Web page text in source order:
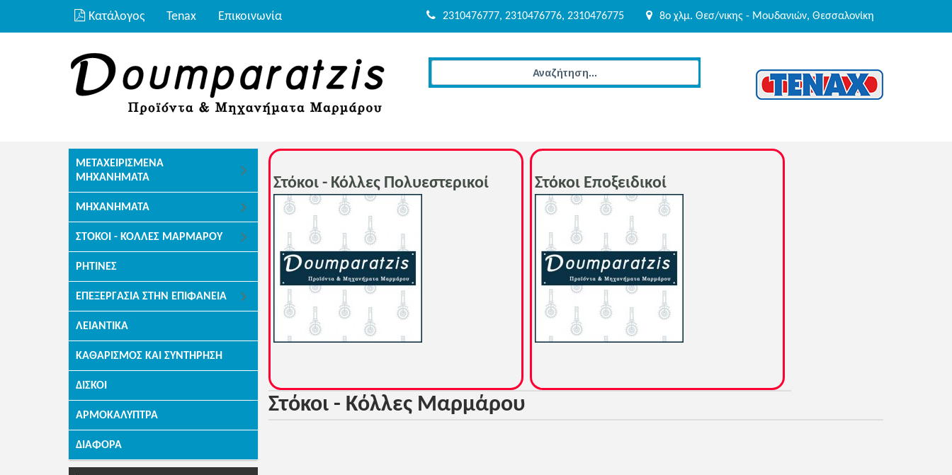
Κατάλογος Tenax Επικοινωνία 2310476777, 2310476776, 2310476775 8o χλμ. Θεσ/νικης - Μουδανιών, Θεσσαλονίκη
ΜΕΤΑΧΕΙΡΙΣΜΈΝΑ
ΜΗΧΑΝΉΜΑΤΑ
ΜΗΧΑΝΉΜΑΤΑ
ΣΤΌΚΟΙ - ΚΌΛΛΕΣ ΜΑΡΜΆΡΟΥ
ΡΗΤΊΝΕΣ
ΕΠΕΞΕΡΓΑΣΊΑ ΣΤΗΝ ΕΠΙΦΆΝΕΙΑ
ΛΕΙΑΝΤΙΚΆ
ΚΑΘΑΡΙΣΜΌΣ ΚΑΙ ΣΥΝΤΉΡΗΣΗ
ΔΊΣΚΟΙ
ΑΡΜΟΚΆΛΥΠΤΡΑ
ΔΙΆΦΟΡΑ
Στόκοι - Κόλλες Πολυεστερικοί Στόκοι Εποξειδικοί
Στόκοι - Κόλλες Μαρμάρου